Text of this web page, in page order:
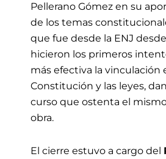
Pellerano Gómez en su
de los temas
que fue desde la ENJ
hicieron los primeros
más efectiva la vinculación
Constitución y las leyes,
curso que ostenta el
obra.
El cierre estuvo a cargo del